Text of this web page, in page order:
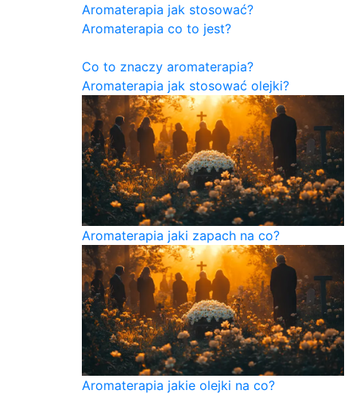
Aromaterapia jak stosować?
Aromaterapia co to jest?
Co to znaczy aromaterapia?
Aromaterapia jak stosować olejki?
Aromaterapia jaki zapach na co?
Aromaterapia jakie olejki na co?